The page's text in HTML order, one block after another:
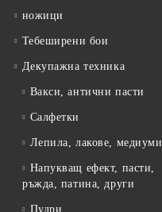
ножици
Тебеширени бои
Декупажна техника
Вакси, антични пасти
Салфетки
Лепила, лакове, медиуми
Напукващ ефект, пасти,
ръжда, патина, други
Пудри